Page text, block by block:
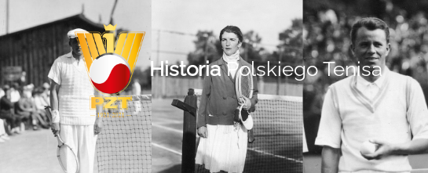
HistoriaPolskiego Tenisa